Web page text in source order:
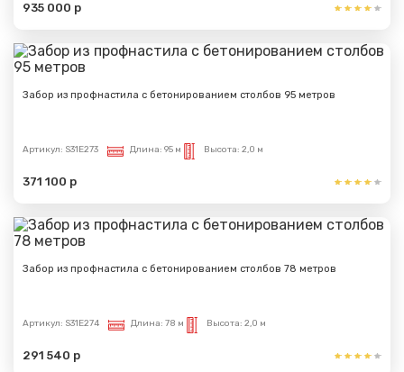
935 000 р
Забор из профнастила с бетонированием столбов 95 метров
Артикул: S31E273 Длина: 95 м Высота: 2,0 м
371 100 р
Забор из профнастила с бетонированием столбов 78 метров
Артикул: S31E274 Длина: 78 м Высота: 2,0 м
291 540 р